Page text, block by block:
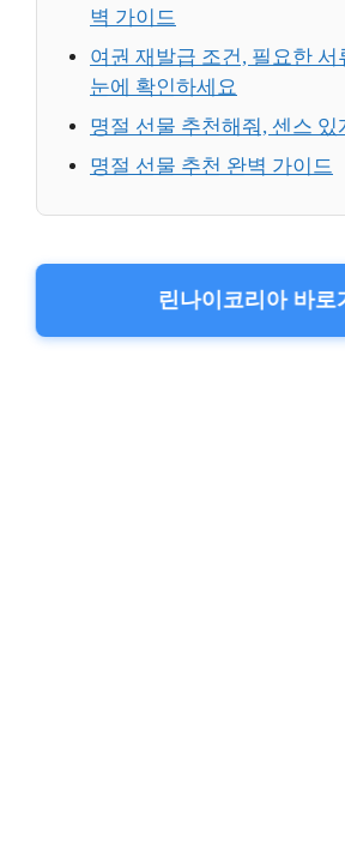
벽 가이드
여권 재발급 조건, 필요한
눈에 확인하세요
명절 선물 추천해줘, 센스 있
명절 선물 추천 완벽 가이드
린나이코리아 바로